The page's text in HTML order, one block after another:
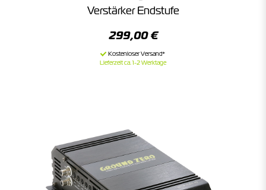
Verstärker Endstufe
299,00 €
Lieferzeit ca. 1-2 Werktage